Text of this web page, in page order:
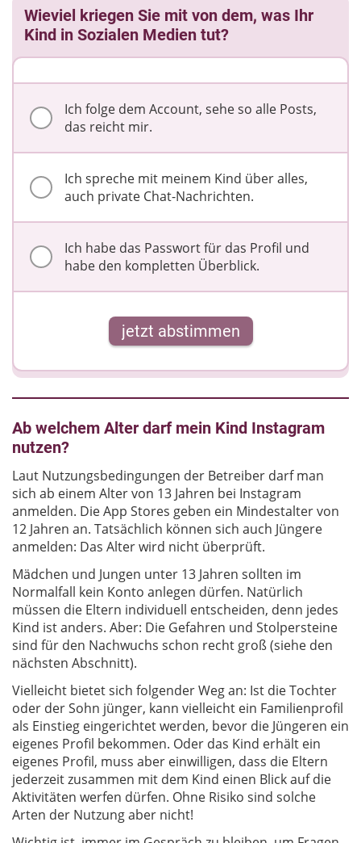
Wieviel kriegen Sie mit von dem, was Ihr
Kind in Sozialen Medien tut?
Ich folge dem Account, sehe so alle Posts,
das reicht mir.
Ich spreche mit meinem Kind über alles,
auch private Chat-Nachrichten.
Ich habe das Passwort für das Profil und
habe den kompletten Überblick.
jetzt abstimmen
Ab welchem Alter darf mein Kind Instagram
nutzen?
Laut Nutzungsbedingungen der Betreiber darf man
sich ab einem Alter von 13 Jahren bei Instagram
anmelden. Die App Stores geben ein Mindestalter von
12 Jahren an. Tatsächlich können sich auch Jüngere
anmelden: Das Alter wird nicht überprüft.
Mädchen und Jungen unter 13 Jahren sollten im
Normalfall kein Konto anlegen dürfen. Natürlich
müssen die Eltern individuell entscheiden, denn jedes
Kind ist anders. Aber: Die Gefahren und Stolpersteine
sind für den Nachwuchs schon recht groß (siehe den
nächsten Abschnitt).
Vielleicht bietet sich folgender Weg an: Ist die Tochter
oder der Sohn jünger, kann vielleicht ein Familienprofil
als Einstieg eingerichtet werden, bevor die Jüngeren ein
eigenes Profil bekommen. Oder das Kind erhält ein
eigenes Profil, muss aber einwilligen, dass die Eltern
jederzeit zusammen mit dem Kind einen Blick auf die
Aktivitäten werfen dürfen. Ohne Risiko sind solche
Arten der Nutzung aber nicht!